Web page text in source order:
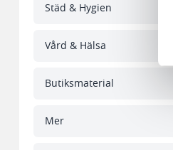
Städ & Hygien
Vård & Hälsa
Butiksmaterial
Mer